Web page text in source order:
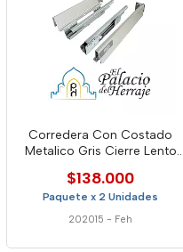
Corredera Con Costado
Metalico Gris Cierre Lento
$138.000
Paquete x 2 Unidades
202015 - Feh